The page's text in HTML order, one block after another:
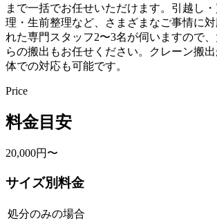
まで一括でお任せいただけます。引越し
理・生前整理など、さまざまなご事情に
れた専門スタッフ2〜3名が伺いますので
らの搬出もお任せください。クレーン搬
体での対応も可能です。
Price
料金目安
20,000円〜
サイズ別料金
処分のみの場合